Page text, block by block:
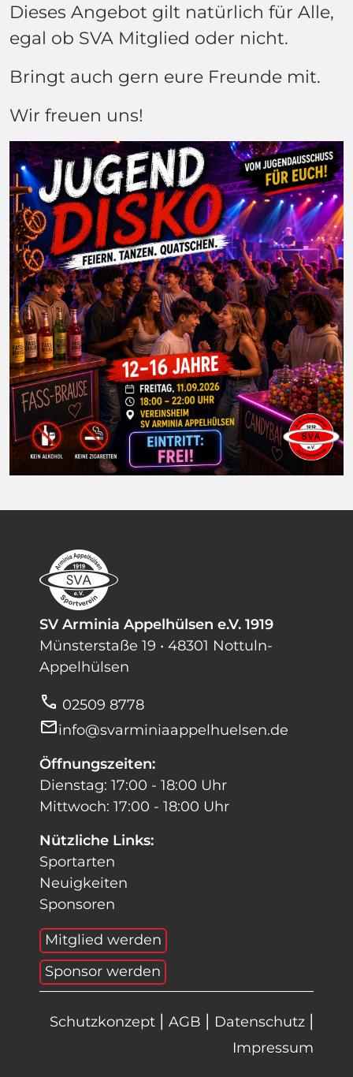
Dieses Angebot gilt natürlich für Alle,
egal ob SVA Mitglied oder nicht.
Bringt auch gern eure Freunde mit.
Wir freuen uns!
SV Arminia Appelhülsen e.V. 1919
Münsterstaße 19 • 48301 Nottuln-
Appelhülsen
call 02509 8778
mailinfo@svarminiaappelhuelsen.de
Öffnungszeiten:
Dienstag: 17:00 - 18:00 Uhr
Mittwoch: 17:00 - 18:00 Uhr
Nützliche Links:
Sportarten
Neuigkeiten
Sponsoren
Mitglied werden
Sponsor werden
Schutzkonzept | AGB | Datenschutz |
Impressum